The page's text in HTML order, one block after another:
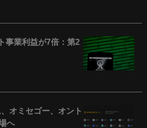
事業利益が7倍：第2
オミセゴー、オント
へ